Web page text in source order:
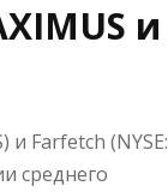
и
и Farfetch (NYSE:
среднего